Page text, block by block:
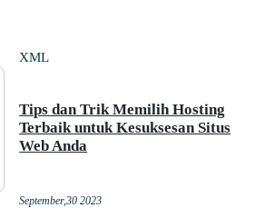
XML
Tips dan Trik Memilih Hosting
Terbaik untuk Kesuksesan Situs
Web Anda
September,30 2023